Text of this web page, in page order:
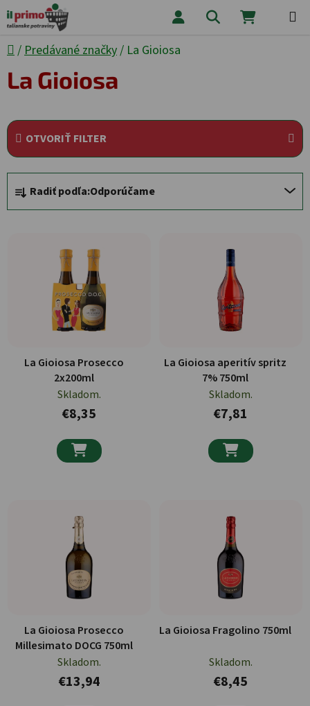
Prejsť na obsah Hľadať
Domov
/ Predávané značky/ La Gioiosa
La Gioiosa
OTVORIŤ FILTER
Radenie produktov
Radiť podľa:Odporúčame
La Gioiosa Prosecco
2x200ml
Skladom.
€8,35

La Gioiosa aperitív spritz
7% 750ml
Skladom.
€7,81

La Gioiosa Prosecco
Millesimato DOCG 750ml
Skladom.
€13,94
La Gioiosa Fragolino 750ml
Skladom.
€8,45